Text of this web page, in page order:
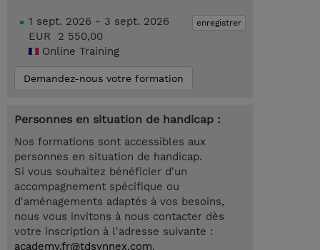
enregistrer
1 sept. 2026 - 3 sept. 2026
EUR 2 550,00
Online Training
Demandez-nous votre formation
Personnes en situation de handicap :
Nos formations sont accessibles aux
personnes en situation de handicap.
Si vous souhaitez bénéficier d'un
accompagnement spécifique ou
d'aménagements adaptés à vos besoins,
nous vous invitons à nous contacter dès
votre inscription à l'adresse suivante :
academy.fr@tdsynnex.com.